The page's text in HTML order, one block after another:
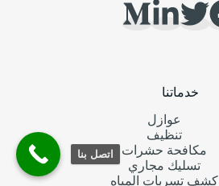
خدماتنا
عوازل
تنظيف
مكافحة حشرات
تسليك مجاري
كشف تسربات المياه
اتصل بنا